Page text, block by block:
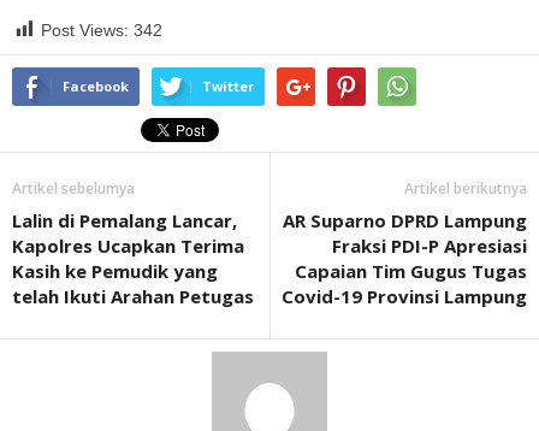
Post Views: 342
Facebook Twitter
Artikel sebelumya
Lalin di Pemalang Lancar,
Kapolres Ucapkan Terima
Kasih ke Pemudik yang
telah Ikuti Arahan Petugas
Artikel berikutnya
AR Suparno DPRD Lampung
Fraksi PDI-P Apresiasi
Capaian Tim Gugus Tugas
Covid-19 Provinsi Lampung